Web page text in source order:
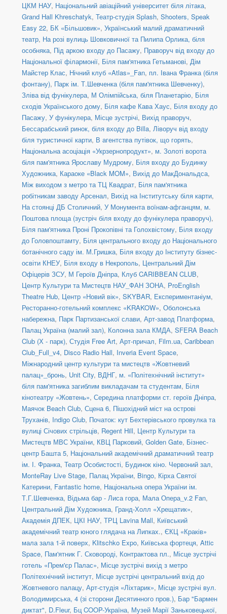
ЦКМ НАУ, Національний авіаційний університет біля літака,
Grand Hall Khreschatyk, Театр-студія Splash, Shooters, Speak
Easy 22, БК «Більшовик», Український малий драматичний
театр, На розі вулиць Шовковичної та Пилипа Орлика, біля
особняка, Під аркою входу до Пасажу, Праворуч від входу до
Національної філармонії, Біля пам'ятника Гетьманові, Дім
Майстер Клас, Нічний клуб «Atlas»_Fan, пл. Івана Франка (біля
фонтану), Парк ім. Т.Шевченка (біля пам'ятника Шевченку),
Зліва від фунікулера, М Олімпійська, біля Планетарію, Біля
сходів Українського дому, Біля кафе Кава Хаус, Біля входу до
Пасажу, У фунікулера, Місце зустрічі, Вихід праворуч,
Бессарабський ринок, біля входу до Billa, Ліворуч від входу
біля туристичної карти, В агентства путівок, що горять,
Національна асоціація «Укрзернопродукт», м. Золоті ворота
біля пам'ятника Ярославу Мудрому, Біля входу до Будинку
Художника, Караоке «Black MOM», Вихід до МакДональдса,
Між виходом з метро та ТЦ Квадрат, Біля пам'ятника
робітникам заводу Арсенал, Вихід на Інститутську біля карти,
На стоянці ДБ Столичний, У Монумента воїнам-афганцям, м.
Поштова площа (зустріч біля входу до фунікулера праворуч),
Біля пам'ятника Проні Прокопівні та Голохвістому, Біля входу
до Головпоштамту, Біля центрального входу до Національного
ботанічного саду ім. М.Гришка, Біля входу до Інституту бізнес-
освіти КНЕУ, Біля входу в Некрополь, Центральний Дім
Офіцерів ЗСУ, М Героїв Дніпра, Клуб CARIBBEAN CLUB,
Центр Культури та Мистецтв НАУ_ФАН ЗОНА, ProEnglish
Theatre Hub, Центр «Новий вік», SKYBAR, Експериментаніум,
Ресторанно-готельний комплекс «KRAKOW», Оболонська
набережна, Парк Партизанської слави, Арт-завод Платформа,
Палац Україна (малий зал), Колонна зала КМДА, SFERA Beach
Club (Х - парк), Студія Free Art, Арт-причал, Film.ua, Caribbean
Club_Full_v4, Disco Radio Hall, Inveria Event Space,
Міжнародний центр культури та мистецтв «Жовтневий
палац»_бронь, Unit Сity, ВДНГ, м. «Політехнічний інститут»
біля пам'ятника загиблим викладачам та студентам, Біля
кінотеатру «Жовтень», Середина платформи ст. героїв Дніпра,
Маячок Beach Club, Сцена 6, Пішохідний міст на острові
Труханів, Indigo Club, Початок: кут Бехтерівського провулка та
вулиці Січових стрільців, Regent Hill, Центр Культури та
Мистецтв МВС України, КВЦ Парковий, Golden Gate, Бізнес-
центр Башта 5, Національний академічний драматичний театр
ім. І. Франка, Театр Особистості, Будинок кіно. Червоний зал,
MonteRay Live Stage, Палац України, Bingo, Кірха Святої
Катерини, Fantastic home, Національна опера України ім.
Т.Г.Шевченка, Відьма бар - Лиса гора, Мала Опера_v.2 Fan,
Центральний Дім Художника, Гранд-Холл «Хрещатик»,
Академія ДПЕК, ЦКІ НАУ, ТРЦ Lavina Mall, Київський
академічний театр юного глядача на Липках., ЄКЦ «Краків»
мала зала 1-й поверх, Klitschko Expo, Київська фортеця, Attic
Space, Пам'ятник Г. Сковороді, Контрактова пл., Місце зустрічі
готель «Прем'єр Палас», Місце зустрічі вихід з метро
Політехнічний інститут, Місце зустрічі центральний вхід до
Жовтневого палацу, Арт-студія «Ліхтарик», Місце зустрічі вул.
Володимирська, 4 (зі сторони Десятинного пров.), Бар "Бармен
диктат", D.Fleur, Бц COOP-Україна, Музей Марії Заньковецької,